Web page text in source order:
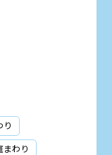
り
まわり